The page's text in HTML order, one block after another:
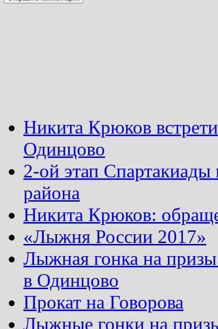
Никита Крюков
Одинцово
2-ой этап
района
Никита Крюков:
«Лыжня России 2017»
Лыжная гонка на
в Одинцово
Прокат на Говорова
Лыжные гонки на